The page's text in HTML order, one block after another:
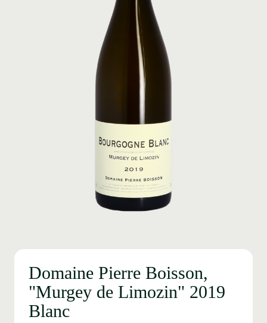
Domaine Pierre Boisson,
"Murgey de Limozin" 2019
Blanc